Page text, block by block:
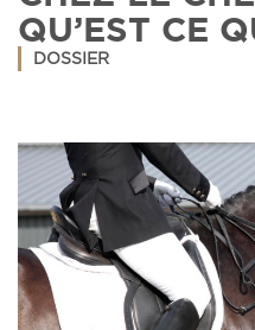
QU’EST CE
DOSSIER